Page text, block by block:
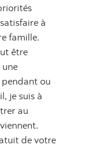
à
famille.
être
ou
je suis à
au
de votre